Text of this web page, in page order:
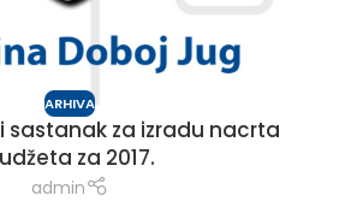
ARHIVA
sastanak za izradu nacrta
za 2017.
admin